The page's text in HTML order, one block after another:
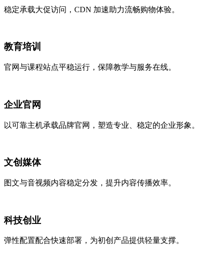
稳定承载大促访问，CDN 加速助力流畅购物体验。
教育培训
官网与课程站点平稳运行，保障教学与服务在线。
企业官网
以可靠主机承载品牌官网，塑造专业、稳定的企业形象。
文创媒体
图文与音视频内容稳定分发，提升内容传播效率。
科技创业
弹性配置配合快速部署，为初创产品提供轻量支撑。